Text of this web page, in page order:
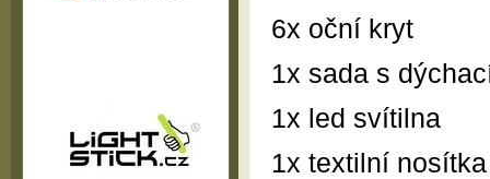
6x oční kryt
1x sada s
1x led svítilna
1x textilní nosítka